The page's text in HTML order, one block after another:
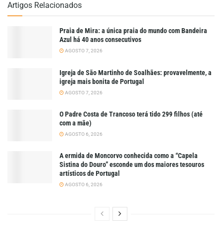
Artigos Relacionados
Praia de Mira: a única praia do mundo com Bandeira
Azul há 40 anos consecutivos
AGOSTO 7, 2026
Igreja de São Martinho de Soalhães: provavelmente, a
igreja mais bonita de Portugal
AGOSTO 7, 2026
O Padre Costa de Trancoso terá tido 299 filhos (até
com a mãe)
AGOSTO 6, 2026
A ermida de Moncorvo conhecida como a “Capela
Sistina do Douro” esconde um dos maiores tesouros
artísticos de Portugal
AGOSTO 6, 2026